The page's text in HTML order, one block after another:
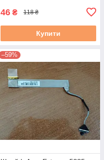
46 ₴ 118 ₴
Купити
–59%